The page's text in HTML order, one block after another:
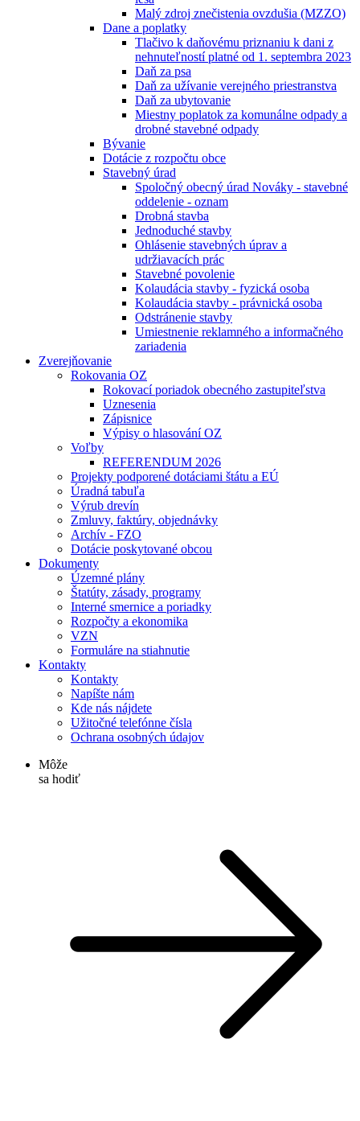
Malý zdroj znečistenia ovzdušia (MZZO)
Dane a poplatky
Tlačivo k daňovému priznaniu k dani z
nehnuteľností platné od 1. septembra 2023
Daň za psa
Daň za užívanie verejného priestranstva
Daň za ubytovanie
Miestny poplatok za komunálne odpady a
drobné stavebné odpady
Bývanie
Dotácie z rozpočtu obce
Stavebný úrad
Spoločný obecný úrad Nováky - stavebné
oddelenie - oznam
Drobná stavba
Jednoduché stavby
Ohlásenie stavebných úprav a
udržiavacích prác
Stavebné povolenie
Kolaudácia stavby - fyzická osoba
Kolaudácia stavby - právnická osoba
Odstránenie stavby
Umiestnenie reklamného a informačného
zariadenia
Zverejňovanie
Rokovania OZ
Rokovací poriadok obecného zastupiteľstva
Uznesenia
Zápisnice
Výpisy o hlasování OZ
Voľby
REFERENDUM 2026
Projekty podporené dotáciami štátu a EÚ
Úradná tabuľa
Výrub drevín
Zmluvy, faktúry, objednávky
Archív - FZO
Dotácie poskytované obcou
Dokumenty
Územné plány
Štatúty, zásady, programy
Interné smernice a poriadky
Rozpočty a ekonomika
VZN
Formuláre na stiahnutie
Kontakty
Kontakty
Napíšte nám
Kde nás nájdete
Užitočné telefónne čísla
Ochrana osobných údajov
Môže
sa hodiť